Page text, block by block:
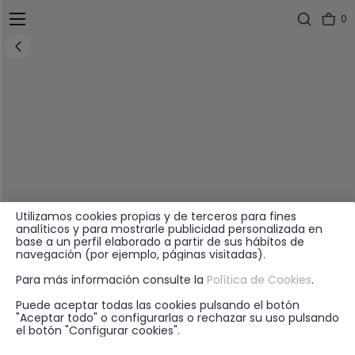
0
Utilizamos cookies propias y de terceros para fines
analíticos y para mostrarle publicidad personalizada en
base a un perfil elaborado a partir de sus hábitos de
navegación (por ejemplo, páginas visitadas).
Para más información consulte la Política de Cookies.
Puede aceptar todas las cookies pulsando el botón
"Aceptar todo" o configurarlas o rechazar su uso pulsando
el botón "Configurar cookies".